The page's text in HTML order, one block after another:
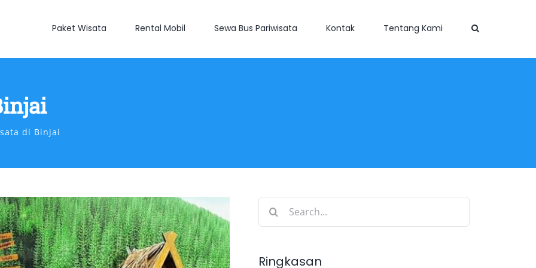
Paket Wisata Rental Mobil Sewa Bus Pariwisata Kontak Tentang Kami
di Binjai
Search
Ringkasan